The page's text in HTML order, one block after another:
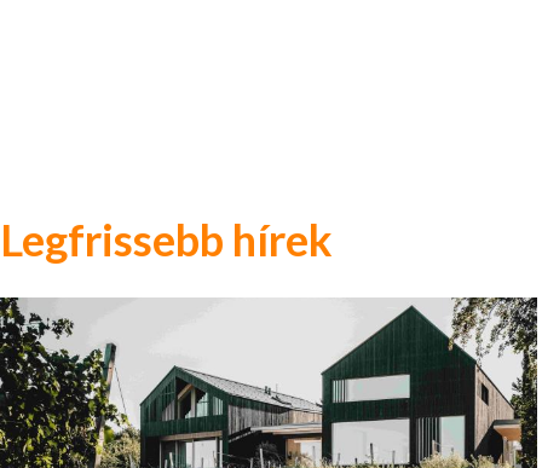
Legfrissebb hírek